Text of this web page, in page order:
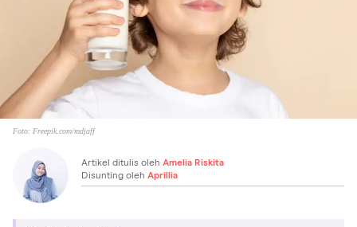
Foto: Freepik.com/mdjaff
Artikel ditulis oleh Amelia Riskita
Disunting oleh Aprillia